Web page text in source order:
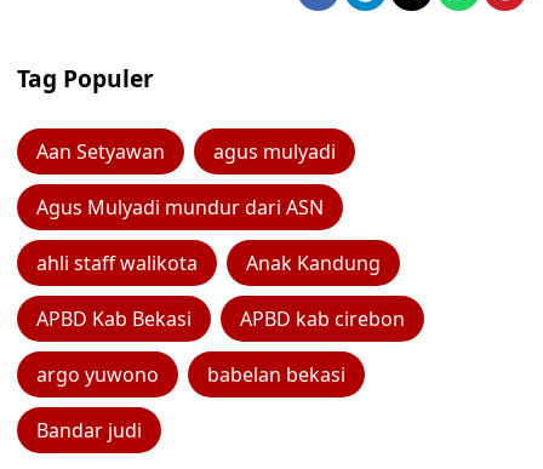
Tag Populer
Aan Setyawan agus mulyadi
Agus Mulyadi mundur dari ASN
ahli staff walikota Anak Kandung
APBD Kab Bekasi APBD kab cirebon
argo yuwono babelan bekasi
Bandar judi